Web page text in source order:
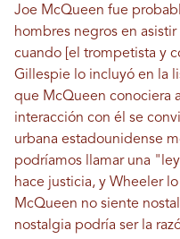
Joe McQueen fue
hombres negros en
cuando [el trompetista y
Gillespie lo incluyó en la
que McQueen conociera
interacción con él se
urbana estadounidense
podríamos llamar una
hace justicia, y Wheeler
McQueen no siente
nostalgia podría ser la